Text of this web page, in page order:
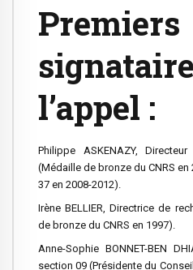
Premiers
l’appel :
Philippe ASKENAZY,
(Médaille de bronze du CNRS
37 en 2008-2012).
Irène BELLIER, Directrice de
de bronze du CNRS en 1997).
Anne-Sophie BONNET-BEN
section 09 (Présidente du